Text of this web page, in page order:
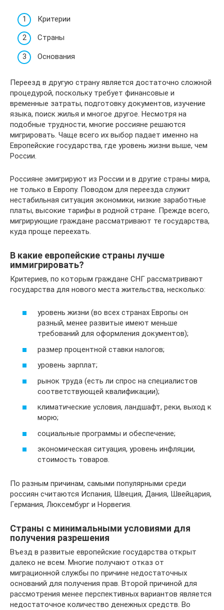
Критерии
Страны
Основания
Переезд в другую страну является достаточно сложной
процедурой, поскольку требует финансовые и
временные затраты, подготовку документов, изучение
языка, поиск жилья и многое другое. Несмотря на
подобные трудности, многие россияне решаются
мигрировать. Чаще всего их выбор падает именно на
Европейские государства, где уровень жизни выше, чем
России.
Россияне эмигрируют из России и в другие страны мира,
не только в Европу. Поводом для переезда служит
нестабильная ситуация экономики, низкие заработные
платы, высокие тарифы в родной стране. Прежде всего,
мигрирующие граждане рассматривают те государства,
куда проще переехать.
В какие европейские страны лучше
иммигрировать?
Критериев, по которым граждане СНГ рассматривают
государства для нового места жительства, несколько:
уровень жизни (во всех странах Европы он
разный, менее развитые имеют меньше
требований для оформления документов);
размер процентной ставки налогов;
уровень зарплат;
рынок труда (есть ли спрос на специалистов
соответствующей квалификации);
климатические условия, ландшафт, реки, выход к
морю;
социальные программы и обеспечение;
экономическая ситуация, уровень инфляции,
стоимость товаров.
По разным причинам, самыми популярными среди
россиян считаются Испания, Швеция, Дания, Швейцария,
Германия, Люксембург и Норвегия.
Страны с минимальными условиями для
получения разрешения
Въезд в развитые европейские государства открыт
далеко не всем. Многие получают отказ от
миграционной службы по причине недостаточных
оснований для получения прав. Второй причиной для
рассмотрения менее перспективных вариантов является
недостаточное количество денежных средств. Во